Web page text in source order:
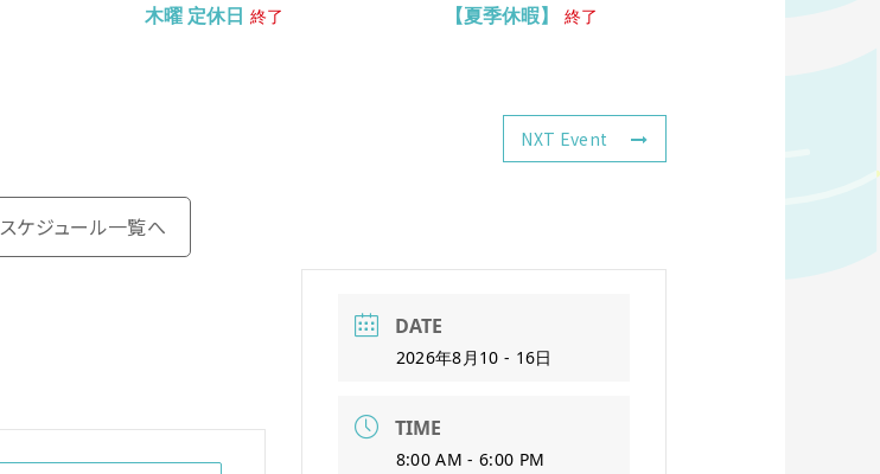
木曜 定休日 終了 【夏季休暇】 終了
NXT Event
スケジュール一覧へ
DATE
2026年8月10 - 16日
TIME
8:00 AM - 6:00 PM